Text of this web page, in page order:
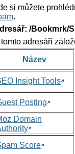
si můžete
.
/Bookmrk/
adresáři
Název
Insight Tools
Posting
Domain
Score